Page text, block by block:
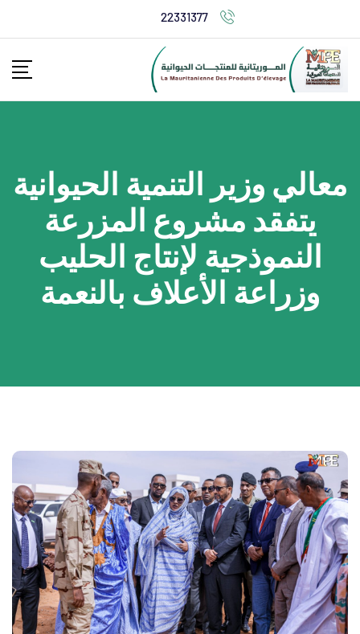
22331377
معالي وزير التنمية الحيوانية
يتفقد مشروع المزرعة
النموذجية لإنتاج الحليب
وزراعة الأعلاف بالنعمة